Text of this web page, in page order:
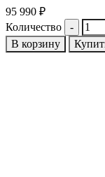
95 990 ₽
Количество
В корзину